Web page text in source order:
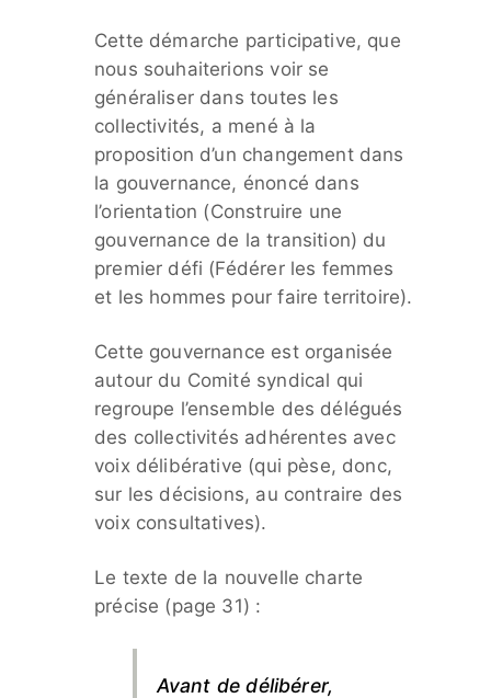
Cette démarche participative, que
nous souhaiterions voir se
généraliser dans toutes les
collectivités, a mené à la
proposition d’un changement dans
la gouvernance, énoncé dans
l’orientation (Construire une
gouvernance de la transition) du
premier défi (Fédérer les femmes
et les hommes pour faire territoire).
Cette gouvernance est organisée
autour du Comité syndical qui
regroupe l’ensemble des délégués
des collectivités adhérentes avec
voix délibérative (qui pèse, donc,
sur les décisions, au contraire des
voix consultatives).
Le texte de la nouvelle charte
précise (page 31) :
Avant de délibérer,